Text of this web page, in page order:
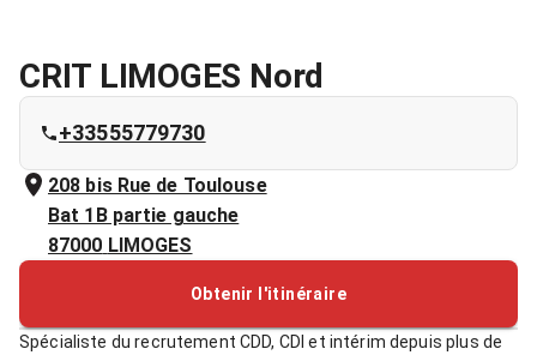
CRIT LIMOGES Nord
+33555779730
208 bis Rue de Toulouse
Bat 1B partie gauche
87000 LIMOGES
Obtenir l'itinéraire
Spécialiste du recrutement CDD, CDI et intérim depuis plus de